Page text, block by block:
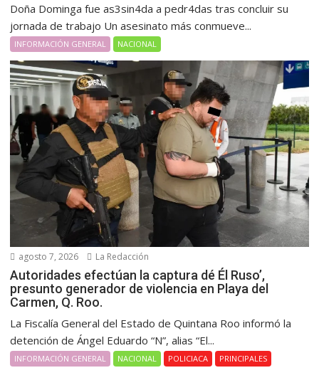
Doña Dominga fue as3sin4da a pedr4das tras concluir su
jornada de trabajo Un asesinato más conmueve...
INFORMACIÓN GENERAL NACIONAL
agosto 7, 2026 La Redacción
Autoridades efectúan la captura dé Él Ruso’,
presunto generador de violencia en Playa del
Carmen, Q. Roo.
La Fiscalía General del Estado de Quintana Roo informó la
detención de Ángel Eduardo “N”, alias “El...
INFORMACIÓN GENERAL NACIONAL POLICIACA PRINCIPALES